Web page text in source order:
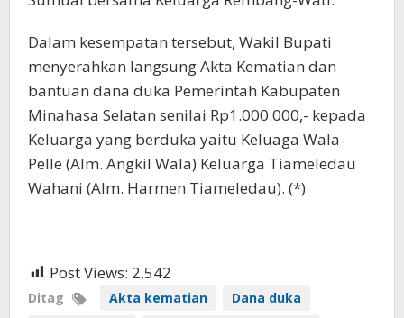
Dalam kesempatan tersebut, Wakil Bupati
menyerahkan langsung Akta Kematian dan
bantuan dana duka Pemerintah Kabupaten
Minahasa Selatan senilai Rp1.000.000,- kepada
Keluarga yang berduka yaitu Keluaga Wala-
Pelle (Alm. Angkil Wala) Keluarga Tiameledau
Wahani (Alm. Harmen Tiameledau). (*)
Post Views: 2,542
Ditag Akta kematian
Dana duka